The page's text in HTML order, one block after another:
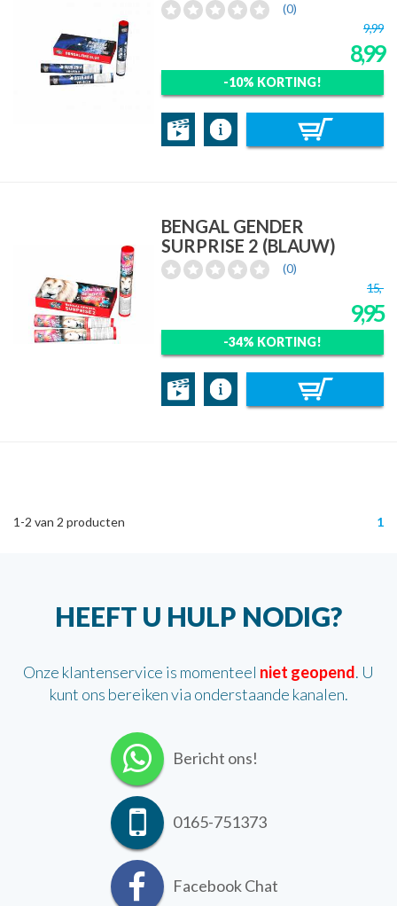
(0)
9,99
8,99
-10% KORTING!
BENGAL GENDER
SURPRISE 2 (BLAUW)
(0)
15,-
9,95
-34% KORTING!
1-2 van 2 producten 1
HEEFT U HULP NODIG?
Onze klantenservice is momenteel niet geopend. U
kunt ons bereiken via onderstaande kanalen.
Bericht ons!
0165-751373
Facebook Chat